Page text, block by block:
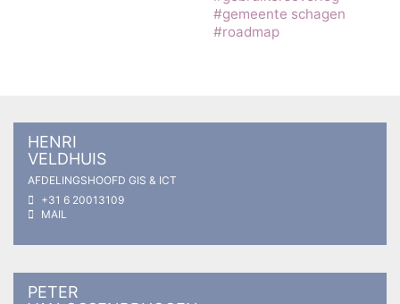
#gemeente schagen
#roadmap
HENRI
VELDHUIS
AFDELINGSHOOFD GIS & ICT
+31 6 20013109
MAIL
PETER